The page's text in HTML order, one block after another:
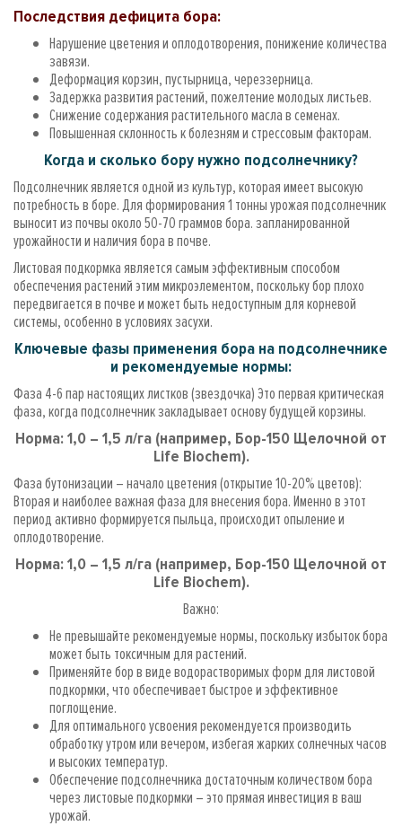
Последствия дефицита бора:
Нарушение цветения и оплодотворения, понижение количества
завязи.
Деформация корзин, пустырница, череззерница.
Задержка развития растений, пожелтение молодых листьев.
Снижение содержания растительного масла в семенах.
Повышенная склонность к болезням и стрессовым факторам.
Когда и сколько бору нужно подсолнечнику?
Подсолнечник является одной из культур, которая имеет высокую
потребность в боре. Для формирования 1 тонны урожая подсолнечник
выносит из почвы около 50-70 граммов бора. запланированной
урожайности и наличия бора в почве.
Листовая подкормка является самым эффективным способом
обеспечения растений этим микроэлементом, поскольку бор плохо
передвигается в почве и может быть недоступным для корневой
системы, особенно в условиях засухи.
Ключевые фазы применения бора на подсолнечнике
и рекомендуемые нормы:
Фаза 4-6 пар настоящих листков (звездочка) Это первая критическая
фаза, когда подсолнечник закладывает основу будущей корзины.
Норма: 1,0 – 1,5 л/га (например, Бор-150 Щелочной от
Life Biochem).
Фаза бутонизации – начало цветения (открытие 10-20% цветов):
Вторая и наиболее важная фаза для внесения бора. Именно в этот
период активно формируется пыльца, происходит опыление и
оплодотворение.
Норма: 1,0 – 1,5 л/га (например, Бор-150 Щелочной от
Life Biochem).
Важно:
Не превышайте рекомендуемые нормы, поскольку избыток бора
может быть токсичным для растений.
Применяйте бор в виде водорастворимых форм для листовой
подкормки, что обеспечивает быстрое и эффективное
поглощение.
Для оптимального усвоения рекомендуется производить
обработку утром или вечером, избегая жарких солнечных часов
и высоких температур.
Обеспечение подсолнечника достаточным количеством бора
через листовые подкормки – это прямая инвестиция в ваш
урожай.